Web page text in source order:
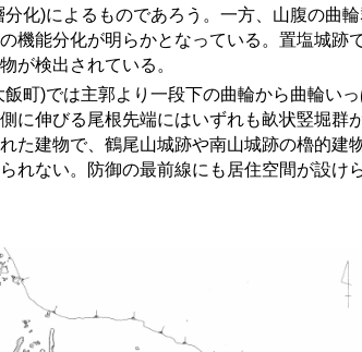
分化)によるものであろう。一方、山腹の曲
機能分化が明らかとなっている。置塩城跡
が検出されている。
町)では主郭より一段下の曲輪から曲輪い
に伸びる尾根先端にはいずれも畝状竪堀群
た建物で、鶴尾山城跡や南山城跡の櫓的建
れない。防御の最前線にも居住空間が設け